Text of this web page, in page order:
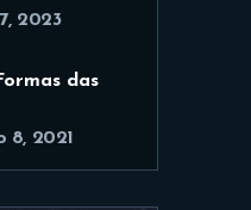
2023
das
8, 2021